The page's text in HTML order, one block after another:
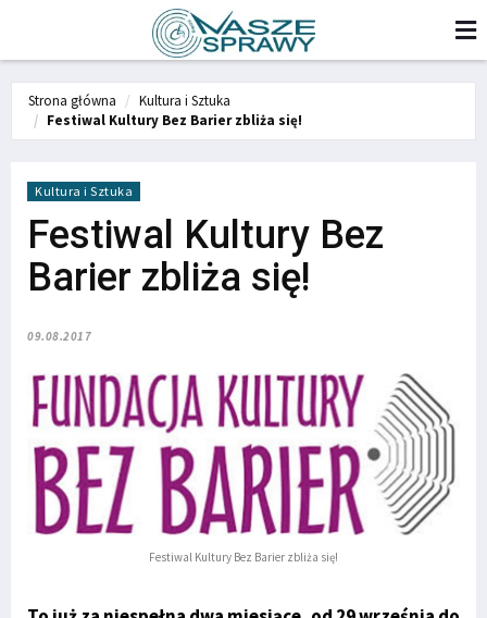
Strona główna
Kultura i Sztuka
Festiwal Kultury Bez Barier zbliża się!
Kultura i Sztuka
Festiwal Kultury Bez
Barier zbliża się!
09.08.2017
Festiwal Kultury Bez Barier zbliża się!